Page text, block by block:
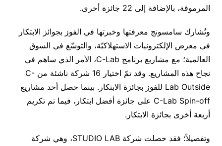
المرموقة، بالإضافة إلى 22 جائزة أخرى.
وتُشارك سامسونج معرفتها وخبرتها في الفوز بجوائز الابتكار
في معرض الإلكترونيات الاستهلاكيّة، والتوسّع في السوق
العالمية؛ مع مشاريع برنامج C-Lab، الأمر الذي ساهم في
نجاح هذه المشاريع. وقد تمّ اختيار 16 شركة ناشئة من C-
Lab Outside للفوز بجائزة الابتكار. بينما حصل أحد مشاريع
C-Lab Spin-off على جائزة أفضل ابتكار، فيما تم تكريم
أربعة أخرى بجائزة الابتكار.
وتفصيلاً؛ فقد حصلت شركة STUDIO LAB، وهي شركة